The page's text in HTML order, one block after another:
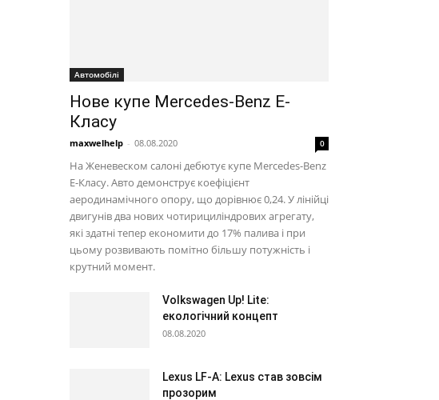
Автомобілі
Нове купе Mercedes-Benz E-
Класу
maxwelhelp - 08.08.2020 0
На Женевеском салоні дебютує купе Mercedes-Benz
Е-Класу. Авто демонструє коефіцієнт
аеродинамічного опору, що дорівнює 0,24. У лінійці
двигунів два нових чотирициліндрових агрегату,
які здатні тепер економити до 17% палива і при
цьому розвивають помітно більшу потужність і
крутний момент.
Volkswagen Up! Lite:
екологічний концепт
08.08.2020
Lexus LF-A: Lexus став зовсім
прозорим